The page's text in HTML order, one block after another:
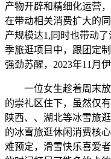
产物开辟和精细化运营
在带动相关消费扩大的
产规模达1,同时也带动
季旅逛项目中，跟团定
强劲苏醒，2023年11月伊
一位女生趁着周末放
的崇礼区住下，虽然仅
陕西、、湖北等冰雪旅
的冰雪旅逛休闲消费核
难预定，滑雪快乐喜爱